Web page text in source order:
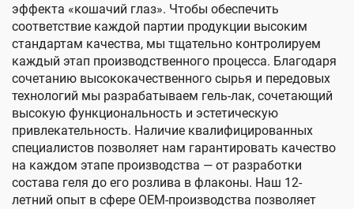
эффекта «кошачий глаз». Чтобы обеспечить
соответствие каждой партии продукции высоким
стандартам качества, мы тщательно контролируем
каждый этап производственного процесса. Благодаря
сочетанию высококачественного сырья и передовых
технологий мы разрабатываем гель-лак, сочетающий
высокую функциональность и эстетическую
привлекательность. Наличие квалифицированных
специалистов позволяет нам гарантировать качество
на каждом этапе производства — от разработки
состава геля до его розлива в флаконы. Наш 12-
летний опыт в сфере OEM-производства позволяет